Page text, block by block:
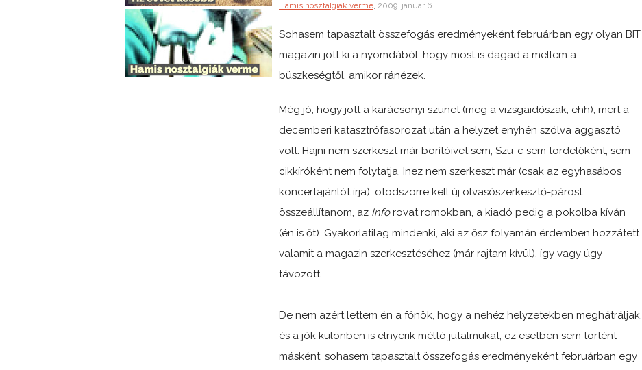
Hamis nosztalgiák verme, 2009. január 6.
Sohasem tapasztalt összefogás eredményeként februárban egy olyan BIT
magazin jött ki a nyomdából, hogy most is dagad a mellem a
büszkeségtől, amikor ránézek.
Még jó, hogy jött a karácsonyi szünet (meg a vizsgaidőszak, ehh), mert a
decemberi katasztrófasorozat után a helyzet enyhén szólva aggasztó
volt: Hajni nem szerkeszt már borítóívet sem, Szu-c sem tördelőként, sem
cikkíróként nem folytatja, Inez nem szerkeszt már (csak az egyhasábos
koncertajánlót írja), ötödszörre kell új olvasószerkesztő-párost
összeállítanom, az Inforovat romokban, a kiadó pedig a pokolba kíván
(én is őt). Gyakorlatilag mindenki, aki az ősz folyamán érdemben hozzátett
valamit a magazin szerkesztéséhez (már rajtam kívül), így vagy úgy
távozott.
De nem azért lettem én a főnök, hogy a nehéz helyzetekben meghátráljak,
és a jók különben is elnyerik méltó jutalmukat, ez esetben sem történt
másként: sohasem tapasztalt összefogás eredményeként februárban egy